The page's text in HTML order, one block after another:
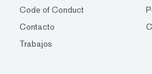
Code of Conduct
Contacto
Trabajos